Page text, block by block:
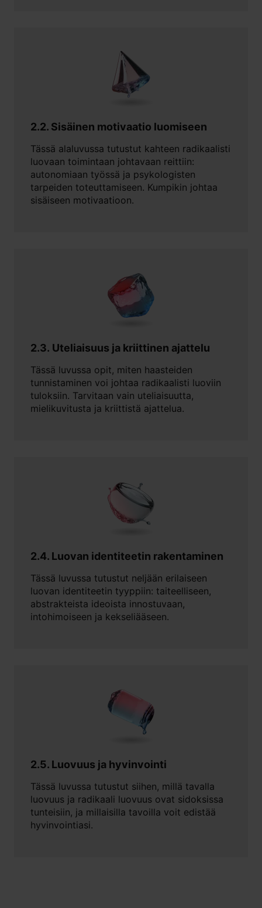
2.2. Sisäinen motivaatio luomiseen
Tässä alaluvussa tutustut kahteen radikaalisti
luovaan toimintaan johtavaan reittiin:
autonomiaan työssä ja psykologisten
tarpeiden toteuttamiseen. Kumpikin johtaa
sisäiseen motivaatioon.
2.3. Uteliaisuus ja kriittinen ajattelu
Tässä luvussa opit, miten haasteiden
tunnistaminen voi johtaa radikaalisti luoviin
tuloksiin. Tarvitaan vain uteliaisuutta,
mielikuvitusta ja kriittistä ajattelua.
2.4. Luovan identiteetin rakentaminen
Tässä luvussa tutustut neljään erilaiseen
luovan identiteetin tyyppiin: taiteelliseen,
abstrakteista ideoista innostuvaan,
intohimoiseen ja kekseliääseen.
2.5. Luovuus ja hyvinvointi
Tässä luvussa tutustut siihen, millä tavalla
luovuus ja radikaali luovuus ovat sidoksissa
tunteisiin, ja millaisilla tavoilla voit edistää
hyvinvointiasi.